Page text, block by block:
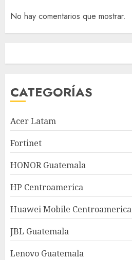
No hay comentarios que mostrar.
CATEGORÍAS
Acer Latam
Fortinet
HONOR Guatemala
HP Centroamerica
Huawei Mobile Centroamerica
JBL Guatemala
Lenovo Guatemala